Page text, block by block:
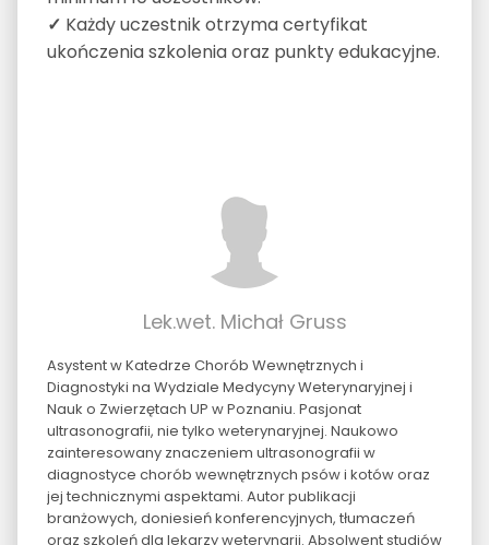
✓ Każdy uczestnik otrzyma certyfikat
ukończenia szkolenia oraz punkty edukacyjne.
Lek.wet. Michał Gruss
Asystent w Katedrze Chorób Wewnętrznych i
Diagnostyki na Wydziale Medycyny Weterynaryjnej i
Nauk o Zwierzętach UP w Poznaniu. Pasjonat
ultrasonografii, nie tylko weterynaryjnej. Naukowo
zainteresowany znaczeniem ultrasonografii w
diagnostyce chorób wewnętrznych psów i kotów oraz
jej technicznymi aspektami. Autor publikacji
branżowych, doniesień konferencyjnych, tłumaczeń
oraz szkoleń dla lekarzy weterynarii. Absolwent studiów